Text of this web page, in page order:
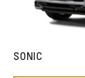
SONIC